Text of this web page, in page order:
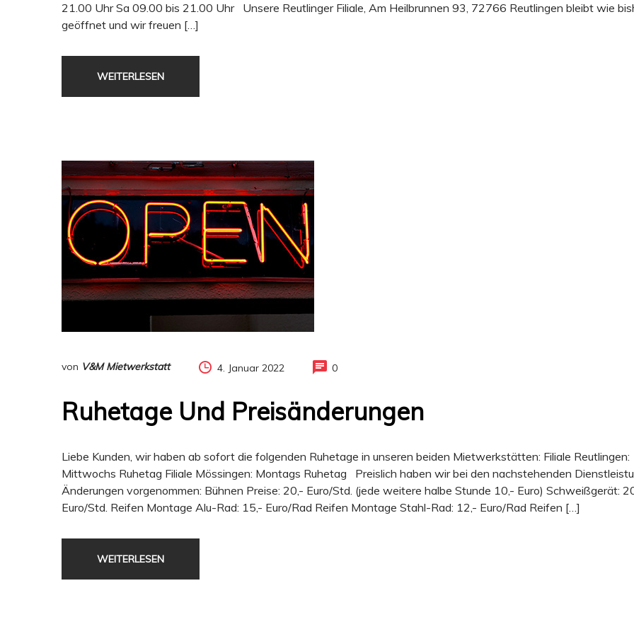
21.00 Uhr Sa 09.00 bis 21.00 Uhr Unsere Reutlinger Filiale, Am Heilbrunnen 93, 72766 Reutlingen bleibt wie
geöffnet und wir freuen […]
WEITERLESEN
von V&M Mietwerkstatt 4. Januar 2022 0
Ruhetage Und Preisänderungen
Liebe Kunden, wir haben ab sofort die folgenden Ruhetage in unseren beiden Mietwerkstätten: Filiale Reutlingen:
Mittwochs Ruhetag Filiale Mössingen: Montags Ruhetag Preislich haben wir bei den nachstehenden
Änderungen vorgenommen: Bühnen Preise: 20,- Euro/Std. (jede weitere halbe Stunde 10,- Euro) Schweißgerät:
Euro/Std. Reifen Montage Alu-Rad: 15,- Euro/Rad Reifen Montage Stahl-Rad: 12,- Euro/Rad Reifen […]
WEITERLESEN